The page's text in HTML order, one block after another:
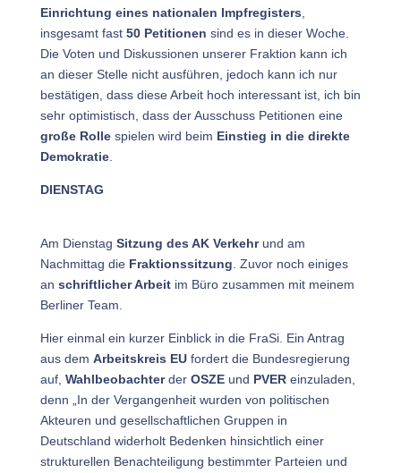
Einrichtung eines nationalen Impfregisters
insgesamt fast 50 Petitionen sind es in dieser Woche.
Die Voten und Diskussionen unserer Fraktion kann ich
an dieser Stelle nicht ausführen, jedoch kann ich nur
bestätigen, dass diese Arbeit hoch interessant ist, ich bin
sehr optimistisch, dass der Ausschuss Petitionen eine
große Rollespielen wird beim Einstieg in die direkte
Demokratie.
DIENSTAG
Am Dienstag Sitzung des AK Verkehr und am
Nachmittag die Fraktionssitzung . Zuvor noch einiges
an schriftlicher Arbeitim Büro zusammen mit meinem
Berliner Team.
Hier einmal ein kurzer Einblick in die FraSi. Ein Antrag
aus dem Arbeitskreis EUfordert die Bundesregierung
auf, Wahlbeobachterder OSZEund PVEReinzuladen,
denn „In der Vergangenheit wurden von politischen
Akteuren und gesellschaftlichen Gruppen in
Deutschland widerholt Bedenken hinsichtlich einer
strukturellen Benachteiligung bestimmter Parteien und